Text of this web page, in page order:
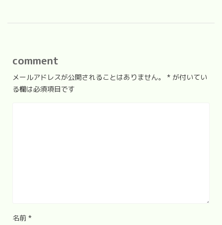
comment
メールアドレスが公開されることはありません。 * が付いてい
る欄は必須項目です
名前 *